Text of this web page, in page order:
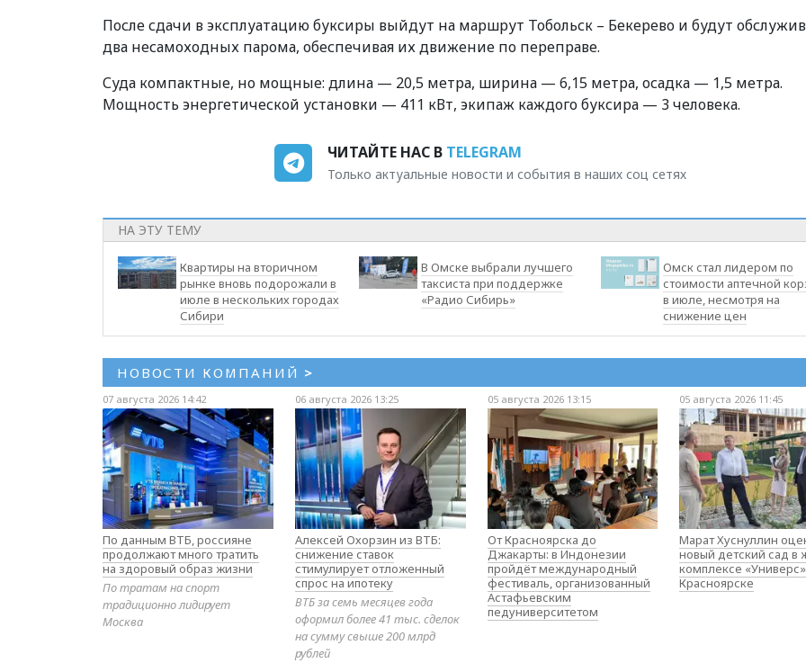
После сдачи в эксплуатацию буксиры выйдут на маршрут Тобольск – Бекерево и будут
два несамоходных парома, обеспечивая их движение по переправе.
Суда компактные, но мощные: длина — 20,5 метра, ширина — 6,15 метра, осадка — 1,5 метра.
Мощность энергетической установки — 411 кВт, экипаж каждого буксира — 3 человека.
ЧИТАЙТЕ НАС В TELEGRAM
Только актуальные новости и события в наших соц сетях
НА ЭТУ ТЕМУ
Квартиры на вторичном
рынке вновь подорожали в
июле в нескольких городах
Сибири
В Омске выбрали лучшего
таксиста при поддержке
«Радио Сибирь»
Омск стал лидером по
стоимости аптечной
в июле, несмотря на
снижение цен
НОВОСТИ КОМПАНИЙ >
07 августа 2026 14:42
По данным ВТБ, россияне
продолжают много тратить
на здоровый образ жизни
По тратам на спорт
традиционно лидирует
Москва
06 августа 2026 13:25
Алексей Охорзин из ВТБ:
снижение ставок
стимулирует отложенный
спрос на ипотеку
ВТБ за семь месяцев года
оформил более 41 тыс. сделок
на сумму свыше 200 млрд
рублей
05 августа 2026 13:15
От Красноярска до
Джакарты: в Индонезии
пройдёт международный
фестиваль, организованный
Астафьевским
педуниверситетом
05 августа 2026 11:45
Марат Хуснуллин
новый детский сад в
комплексе
Красноярске